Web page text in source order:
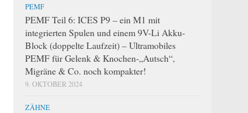
PEMF
PEMF Teil 6: ICES P9 – ein M1 mit
integrierten Spulen und einem 9V-Li Akku-
Block (doppelte Laufzeit) – Ultramobiles
PEMF für Gelenk & Knochen-„Autsch“,
Migräne & Co. noch kompakter!
9. OKTOBER 2024
ZÄHNE